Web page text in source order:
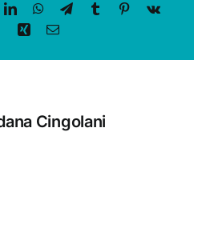
LinkedInWhatsApp
TelegramTumblrPinterest
Vk
Xing Email
Cingolani